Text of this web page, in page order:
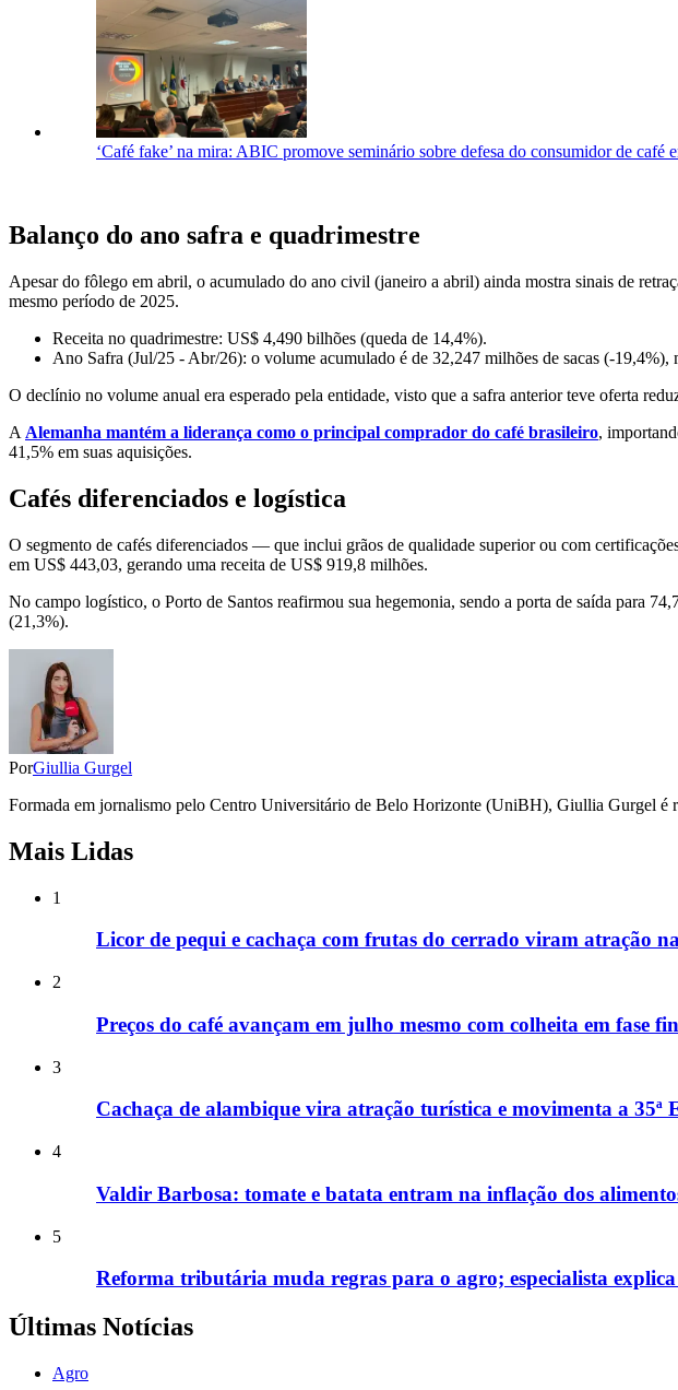
‘Café fake’ na mira: ABIC promove seminário sobre defesa do consumidor de café
Balanço do ano safra e quadrimestre
Apesar do fôlego em abril, o acumulado do ano civil (janeiro a abril) ainda mostra sinais de
mesmo período de 2025.
Receita no quadrimestre: US$ 4,490 bilhões (queda de 14,4%).
Ano Safra (Jul/25 - Abr/26): o volume acumulado é de 32,247 milhões de sacas (-
O declínio no volume anual era esperado pela entidade, visto que a safra anterior teve oferta
A Alemanha mantém a liderança como o principal comprador do café brasileiro,
41,5% em suas aquisições.
Cafés diferenciados e logística
O segmento de cafés diferenciados — que inclui grãos de qualidade superior ou com
em US$ 443,03, gerando uma receita de US$ 919,8 milhões.
No campo logístico, o Porto de Santos reafirmou sua hegemonia, sendo a porta de saída para
(21,3%).
PorGiullia Gurgel
Formada em jornalismo pelo Centro Universitário de Belo Horizonte (UniBH), Giullia Gurgel é
Mais Lidas
1
Licor de pequi e cachaça com frutas do cerrado viram atração
2
Preços do café avançam em julho mesmo com colheita em fase
3
Cachaça de alambique vira atração turística e movimenta a 35ª
4
Valdir Barbosa: tomate e batata entram na inflação dos
5
Reforma tributária muda regras para o agro; especialista
Últimas Notícias
Agro